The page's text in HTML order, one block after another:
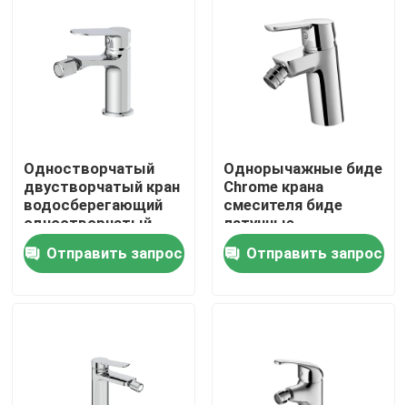
Продукция
О Компании
контроль качества
Одностворчатый
двустворчатый кран
водосберегающий
одностворчатый
монтаж прочная
поверхность хром
Отправить запрос
Однорычажные биде
Chrome крана
смесителя биде
латунные
современные для
санузла туалета
Bathroom
Отправить запрос